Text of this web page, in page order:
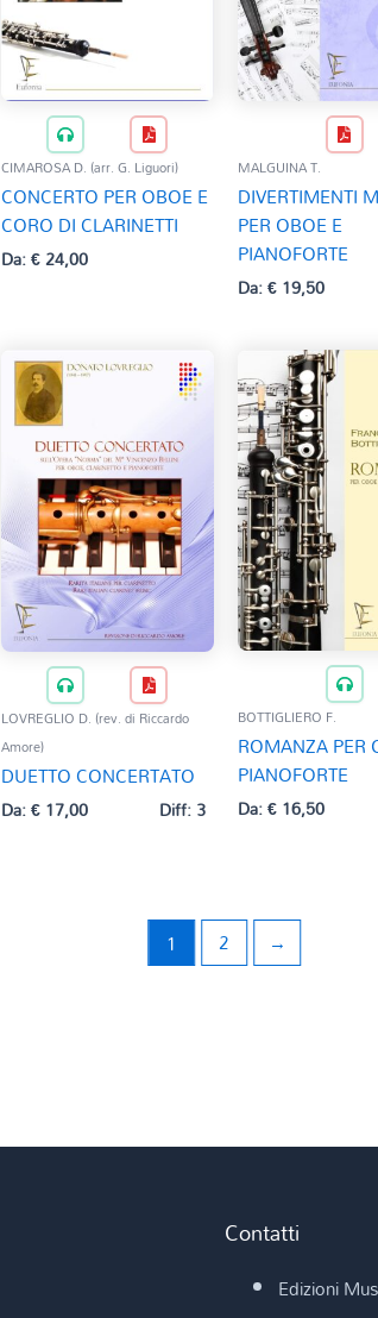
CIMAROSA D. (arr. G. Liguori)
CONCERTO PER OBOE E
CORO DI CLARINETTI
Da:€24,00
MALGUINA T.
DIVERTIMENTI
PER OBOE E
PIANOFORTE
Da:€19,50
LOVREGLIO D. (rev. di Riccardo
Amore)
DUETTO CONCERTATO
Da:€17,00 Diff: 3
BOTTIGLIERO F.
ROMANZA PER
PIANOFORTE
Da:€16,50
1 2 →
Contatti
Edizioni